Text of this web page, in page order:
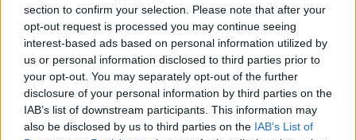
section to confirm your selection. Please note that after your
opt-out request is processed you may continue seeing
interest-based ads based on personal information utilized by
us or personal information disclosed to third parties prior to
your opt-out. You may separately opt-out of the further
disclosure of your personal information by third parties on the
IAB’s list of downstream participants. This information may
also be disclosed by us to third parties on the IAB’s List of
#allergia #influenza
#cukorbetegség
#orvosmeteorológia
#vérnyomás#stroke
#rákbetegség
#pajzsmirigy#reflux#ekcéma#herpesz
Regisztráció